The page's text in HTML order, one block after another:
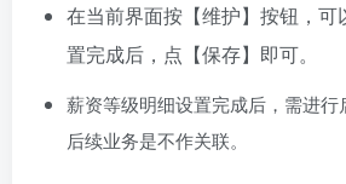
在当前界面按【维护】按钮，可
置完成后，点【保存】即可。
薪资等级明细设置完成后，需进行
后续业务是不作关联。